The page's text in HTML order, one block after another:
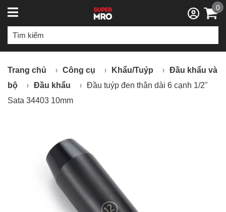
0
Trang chủ Công cụ Khẩu/Tuýp
Đầu khẩu và
bộ
Đầu khẩu
Đầu tuýp đen thân dài 6 cạnh 1/2"
Sata 34403 10mm